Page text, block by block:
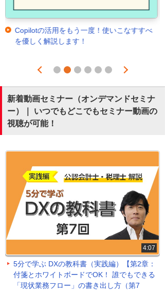
Copilotの活用をもう一度！使いこなすすべ
を優しく解説します！
Prev
1 2 3 4 5 6
Next
新着動画セミナー（オンデマンドセミナ
ー）｜ いつでもどこでもセミナー動画の
視聴が可能！
4:07
5分で学ぶ DXの教科書（実践編）【第2章：
付箋とホワイトボードでOK！ 誰でもできる
「現状業務フロー」の書き出し方（第7